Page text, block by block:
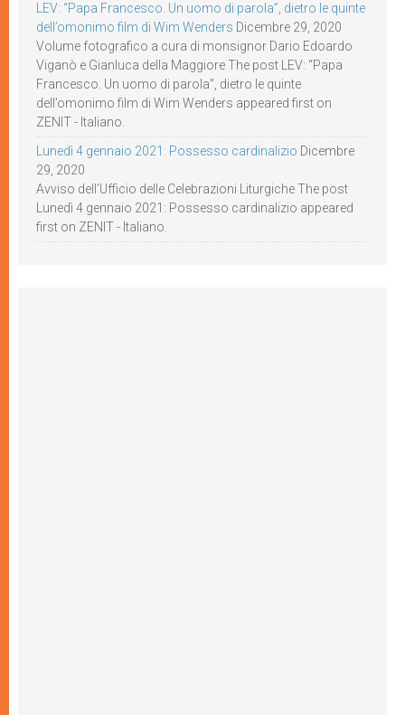
LEV: “Papa Francesco. Un uomo di parola”, dietro le quinte
dell’omonimo film di Wim Wenders Dicembre 29, 2020
Volume fotografico a cura di monsignor Dario Edoardo
Viganò e Gianluca della Maggiore The post LEV: “Papa
Francesco. Un uomo di parola”, dietro le quinte
dell’omonimo film di Wim Wenders appeared first on
ZENIT - Italiano.
Lunedì 4 gennaio 2021: Possesso cardinalizio Dicembre
29, 2020
Avviso dell’Ufficio delle Celebrazioni Liturgiche The post
Lunedì 4 gennaio 2021: Possesso cardinalizio appeared
first on ZENIT - Italiano.